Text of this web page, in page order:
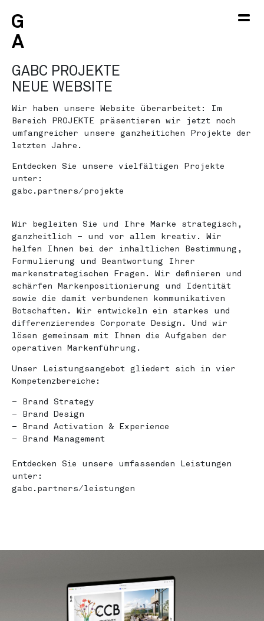
GABC PROJEKTE
NEUE WEBSITE
Wir haben unsere Website überarbeitet: Im
Bereich PROJEKTE präsentieren wir jetzt noch
umfangreicher unsere ganzheitichen Projekte der
letzten Jahre.
Entdecken Sie unsere vielfältigen Projekte
unter:
gabc.partners/projekte
Wir begleiten Sie und Ihre Marke strategisch,
ganzheitlich – und vor allem kreativ. Wir
helfen Ihnen bei der inhaltlichen Bestimmung,
Formulierung und Beantwortung Ihrer
markenstrategischen Fragen. Wir definieren und
schärfen Markenpositionierung und Identität
sowie die damit verbundenen kommunikativen
Botschaften. Wir entwickeln ein starkes und
differenzierendes Corporate Design. Und wir
lösen gemeinsam mit Ihnen die Aufgaben der
operativen Markenführung.
Unser Leistungsangebot gliedert sich in vier
Kompetenzbereiche:
– Brand Strategy
– Brand Design
– Brand Activation & Experience
– Brand Management
Entdecken Sie unsere umfassenden Leistungen
unter:
gabc.partners/leistungen
G
A
G
A
G
A